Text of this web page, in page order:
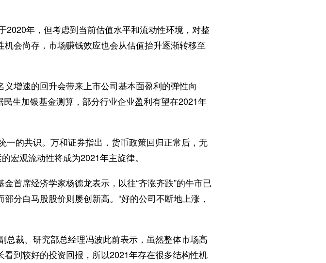
年，但考虑到当前估值水平和流动性环境，对整
会尚存，市场赚钱效应也会从估值抬升逐渐转移至
增速的回升会带来上市公司基本面盈利的弹性向
生加银基金测算，部分行业企业盈利有望在2021年
的共识。万和证券指出，货币政策回归正常后，无
宏观流动性将成为2021年主旋律。
席经济学家杨德龙表示，以往“齐涨齐跌”的牛市已
分白马股股价则屡创新高。“好的公司不断地上涨，
裁、研究部总经理冯波此前表示，虽然整体市场高
到较好的投资回报，所以2021年存在很多结构性机